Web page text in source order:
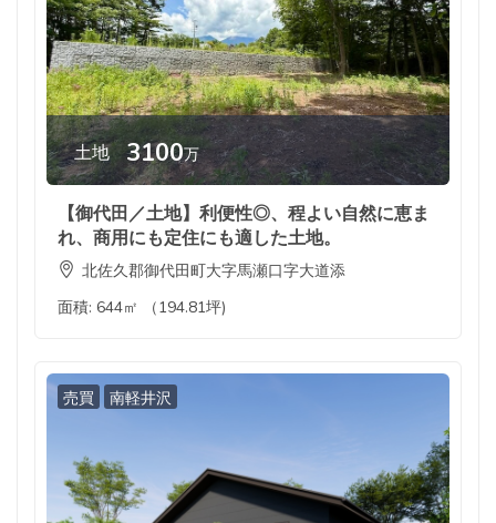
土地 3100万
【御代田／土地】利便性◎、程よい自然に恵ま
れ、商用にも定住にも適した土地。
北佐久郡御代田町大字馬瀬口字大道添
面積: 644㎡ （194.81坪)
売買 南軽井沢